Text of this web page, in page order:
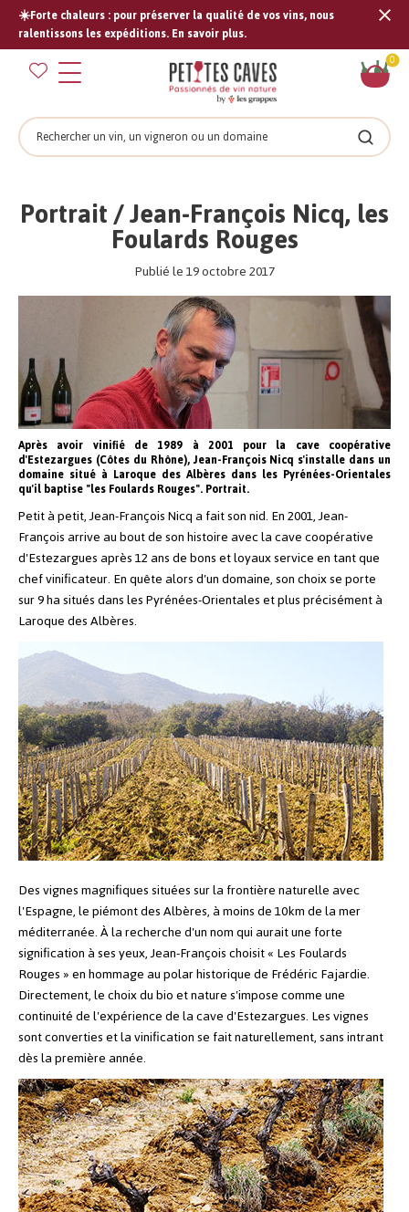
☀️Forte chaleurs : pour préserver la qualité de vos vins, nous
ralentissons les expéditions. En savoir plus.
0
Rechercher
Portrait / Jean-François Nicq, les
Foulards Rouges
Publié le 19 octobre 2017
Après avoir vinifié de 1989 à 2001 pour la cave coopérative
d'Estezargues (Côtes du Rhône), Jean-François Nicq s'installe dans un
domaine situé à Laroque des Albères dans les Pyrénées-Orientales
qu'il baptise "les Foulards Rouges". Portrait.
Petit à petit, Jean-François Nicq a fait son nid.En 2001, Jean-
François arrive au bout de son histoire avec la cave coopérative
d'Estezargues après 12 ans de bons et loyaux service en tant que
chef vinificateur. En quête alors d'un domaine, son choix se porte
sur 9 ha situés dans les Pyrénées-Orientales et plus précisément à
Laroque des Albères.
Des vignes magnifiques situées sur la frontière naturelle avec
l'Espagne, le piémont des Albères, à moins de 10km de la mer
méditerranée.À la recherche d'un nom qui aurait une forte
signification à ses yeux, Jean-François choisit « Les Foulards
Rouges » en hommage au polar historique de Frédéric Fajardie.
Directement, le choix du bio et nature s'impose comme une
continuité de l'expérience de la cave d'Estezargues. Les vignes
sont converties et la vinification se fait naturellement, sans intrant
dès la première année.